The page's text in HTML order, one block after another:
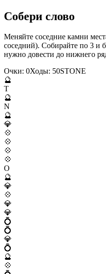
Собери слово
Меняйте соседние камни
соседний). Собирайте по 3 и
нужно довести до нижнего
Очки: 0Ходы: 50STONE
🔮
T
🔮
N
🔮
💎
💠
💠
💠
💠
O
🔮
💎
💠
💎
💎
💍
💍
💎
💍
🔮
💠